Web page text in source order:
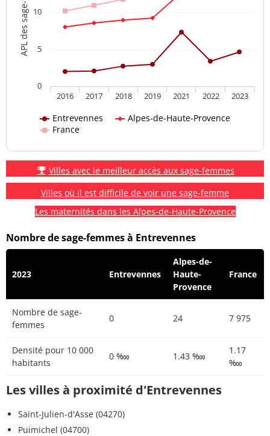
Entrevennes
Alpes-de-Haute-Provence
France
2016 2017 2018 2019 2021 2022 2023
0
5
10
Villes avec le meilleur accès aux sage-femmes
Villes où il est difficile de voir une sage-femme
Les maternités dans les Alpes-de-Haute-Provence
Nombre de sage-femmes à Entrevennes
2023 Entrevennes
Alpes-de-
Haute-
Provence
France
Nombre de sage-
femmes
0 24 7 975
Densité pour 10 000
habitants
0 ‱ 1.43 ‱
1.17
‱
Les villes à proximité d'Entrevennes
Saint-Julien-d'Asse (04270)
Puimichel (04700)